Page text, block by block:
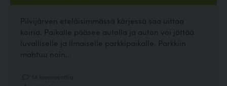
Pilvijärven eteläisimmässä kärjessä saa uittaa
koiria. Paikalle pääsee autolla ja auton voi jättää
luvalliselle ja ilmaiselle parkkipaikalle. Parkkiin
mahtuu noin...